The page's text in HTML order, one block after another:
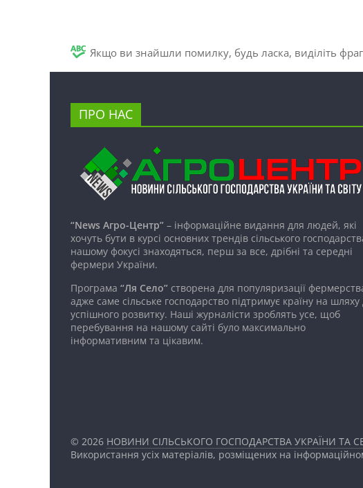
Якщо ви знайшли помилку, будь ласка, виділіть
ПРО НАС
“News Агро-Центр” – інформаційне видання для людей, які
хочуть бути в курсі основних трендів сільського
нашому фокусі знаходяться, перш за все, дрібні та середні
фермери України.
Програма “Ля Село” створена для популяризації
адже саме сільське господарство підтримує країну на шляху
успішного розвитку. Наші журналісти зроблять усе, щоб
перебування на нашому сайті було максимально
інформативним та цікавим.
© 2026 НОВИНИ СІЛЬСЬКОГО ГОСПОДАРСТВА УКРАЇНИ ТА
Використання усіх матеріалів, розміщених на